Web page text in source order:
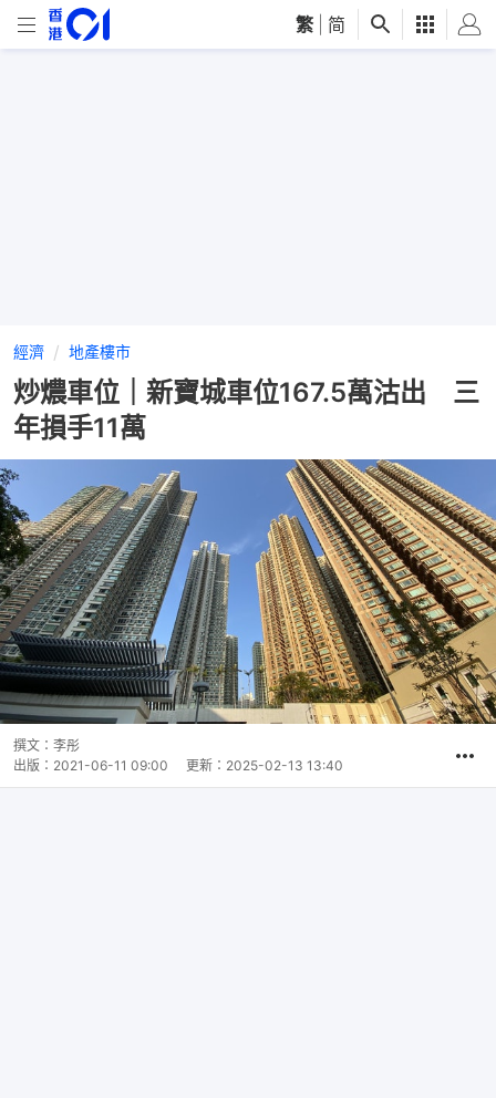
繁 简
經濟 地產樓市
炒燶車位｜新寶城車位167.5萬沽出 三
年損手11萬
撰文： 李彤
出版： 2021-06-11 09:00 更新： 2025-02-13 13:40